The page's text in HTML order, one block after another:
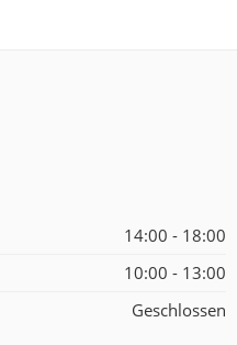
14:00 - 18:00
10:00 - 13:00
Geschlossen